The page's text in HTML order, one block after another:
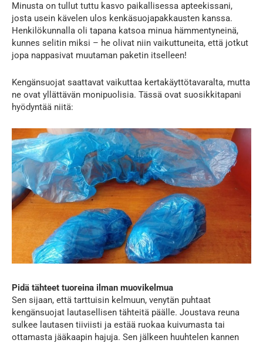
Minusta on tullut tuttu kasvo paikallisessa apteekissani,
josta usein kävelen ulos kenkäsuojapakkausten kanssa.
Henkilökunnalla oli tapana katsoa minua hämmentyneinä,
kunnes selitin miksi – he olivat niin vaikuttuneita, että jotkut
jopa nappasivat muutaman paketin itselleen!
Kengänsuojat saattavat vaikuttaa kertakäyttötavaralta, mutta
ne ovat yllättävän monipuolisia. Tässä ovat suosikkitapani
hyödyntää niitä:
Pidä tähteet tuoreina ilman muovikelmua
Sen sijaan, että tarttuisin kelmuun, venytän puhtaat
kengänsuojat lautasellisen tähteitä päälle. Joustava reuna
sulkee lautasen tiiviisti ja estää ruokaa kuivumasta tai
ottamasta jääkaapin hajuja. Sen jälkeen huuhtelen kannen